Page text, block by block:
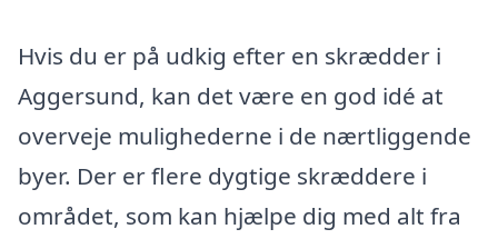
Hvis du er på udkig efter en skrædder i
Aggersund, kan det være en god idé at
overveje mulighederne i de nærtliggende
byer. Der er flere dygtige skræddere i
området, som kan hjælpe dig med alt fra